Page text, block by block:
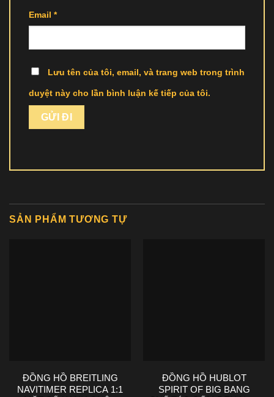
Email *
Lưu tên của tôi, email, và trang web trong trình
duyệt này cho lần bình luận kế tiếp của tôi.
SẢN PHẨM TƯƠNG TỰ
ĐỒNG HỒ BREITLING
NAVITIMER REPLICA 1:1
ĐỒNG HỒ HUBLOT
SPIRIT OF BIG BANG